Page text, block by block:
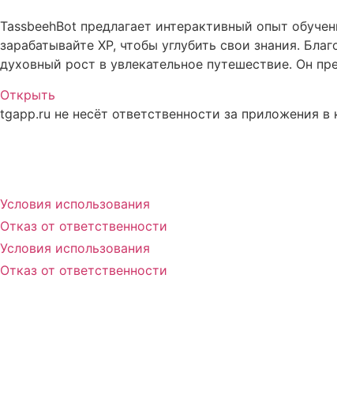
TassbeehBot предлагает интерактивный опыт
зарабатывайте XP, чтобы углубить свои знания.
духовный рост в увлекательное путешествие. Он
Открыть
tgapp.ru не несёт ответственности за приложения в
Условия использования
Отказ от ответственности
Условия использования
Отказ от ответственности